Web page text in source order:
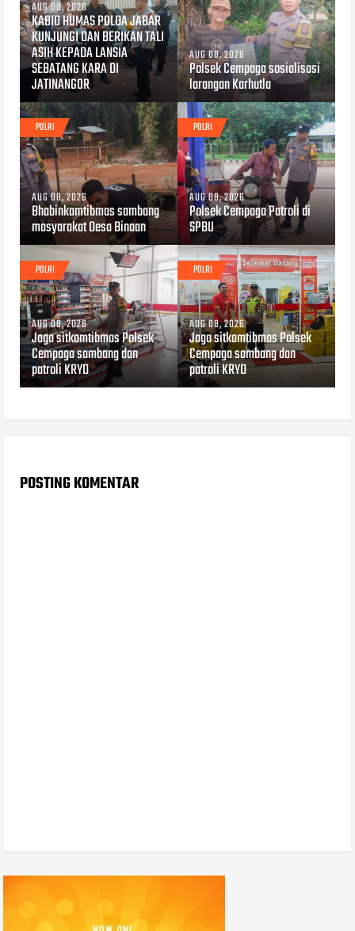
AUG 08, 2026
KABID HUMAS POLDA JABAR
KUNJUNGI DAN BERIKAN TALI
ASIH KEPADA LANSIA
SEBATANG KARA DI
JATINANGOR
AUG 08, 2026
Polsek Cempaga sosialisasi
larangan Karhutla
POLRI
AUG 08, 2026
Bhabinkamtibmas sambang
masyarakat Desa Binaan
POLRI
AUG 08, 2026
Polsek Cempaga Patroli di
SPBU
POLRI
AUG 08, 2026
Jaga sitkamtibmas Polsek
Cempaga sambang dan
patroli KRYD
POLRI
AUG 08, 2026
Jaga sitkamtibmas Polsek
Cempaga sambang dan
patroli KRYD
POSTING KOMENTAR